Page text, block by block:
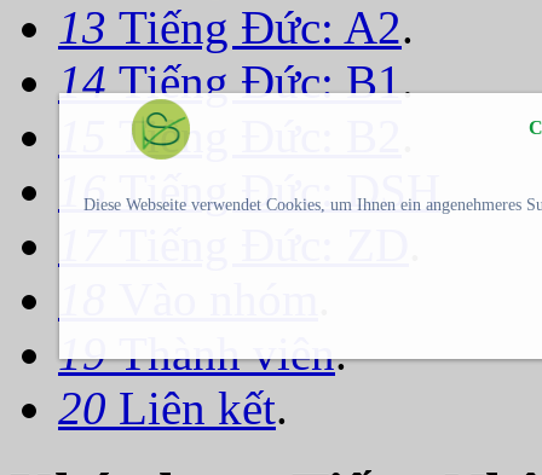
13 Tiếng Đức: A2.
14Tiếng Đức: B1.
Tiếng Đức: B2
16Tiếng Đức: DSH.
19Thành viên.
20 Liên kết.
Diese Webseite verwendet Cookies, um Ihnen ein angenehmeres